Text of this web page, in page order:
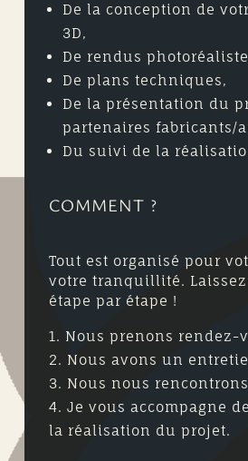
De la conception de
3D,
De rendus
De plans techniques,
De la présentation du
partenaires fabricants/
Du suivi de la
COMMENT ?
Tout est organisé pour
votre tranquillité.
étape par étape !
Nous prenons rendez-
Nous avons un
Nous nous
Je vous accompagne
la réalisation du projet.